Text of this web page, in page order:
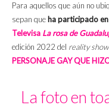
Para aquellos que aún no
sepan que ha participado
Televisa La rosa de
edición 2022 del reality show
PERSONAJE GAY QUE
La foto en